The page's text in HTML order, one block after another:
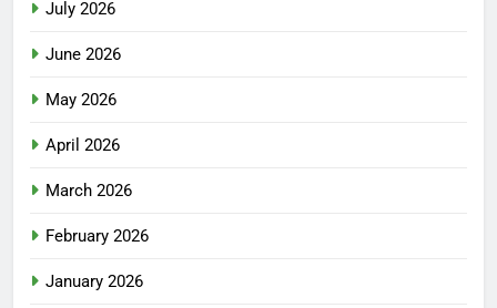
July 2026
June 2026
May 2026
April 2026
March 2026
February 2026
January 2026